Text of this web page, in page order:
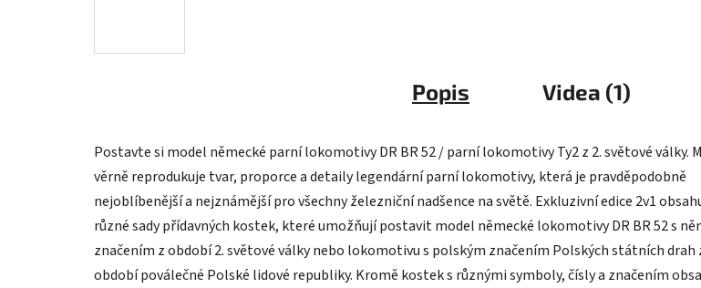
Popis Videa (1)
Postavte si model německé parní lokomotivy DR BR 52 / parní lokomotivy Ty2 z 2. světové války.
věrně reprodukuje tvar, proporce a detaily legendární parní lokomotivy, která je pravděpodobně
nejoblíbenější a nejznámější pro všechny železniční nadšence na světě. Exkluzivní edice 2v1
různé sady přídavných kostek, které umožňují postavit model německé lokomotivy DR BR 52 s
značením z období 2. světové války nebo lokomotivu s polským značením Polských státních drah
období poválečné Polské lidové republiky. Kromě kostek s různými symboly, čísly a značením